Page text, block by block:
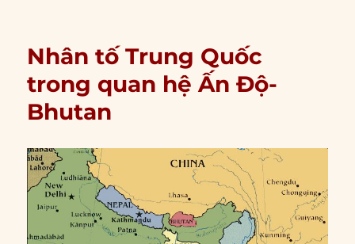
Nhân tố Trung Quốc
trong quan hệ Ấn Độ-
Bhutan